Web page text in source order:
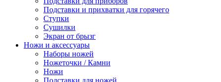
Подставки и прихватки для горячего
Ступки
Сушилки
Экран от брызг
Ножи и аксессуары
Наборы ножей
Ножеточки / Камни
Ножи
Подставки для ножей